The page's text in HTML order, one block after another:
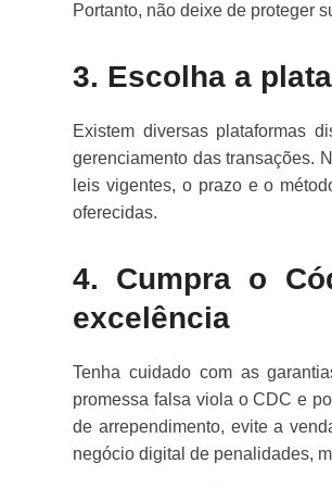
Portanto, não deixe de proteger
3. Escolha a
Existem diversas plataformas
gerenciamento das transações.
leis vigentes, o prazo e o
oferecidas.
4. Cumpra o
excelência
Tenha cuidado com as
promessa falsa viola o CDC e
de arrependimento, evite a
negócio digital de penalidades,